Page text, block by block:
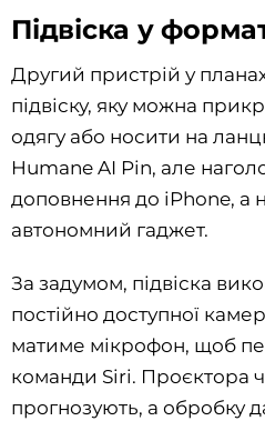
Підвіска у
Другий пристрій у
підвіску, яку можна
одягу або носити на
Humane AI Pin, але
доповнення до iPhone, а
автономний гаджет.
За задумом, підвіска
постійно доступної
матиме мікрофон, щоб
команди Siri. Проєктора
прогнозують, а обробку